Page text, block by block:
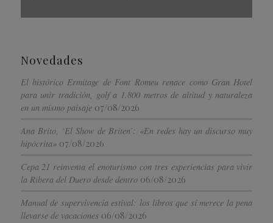
Novedades
El histórico Ermitage de Font Romeu renace como Gran Hotel
para unir tradición, golf a 1.800 metros de altitud y naturaleza
en un mismo paisaje 07/08/2026
Ana Brito, ‘El Show de Briten’: «En redes hay un discurso muy
hipócrita» 07/08/2026
Cepa 21 reinventa el enoturismo con tres experiencias para vivir
la Ribera del Duero desde dentro 06/08/2026
Manual de supervivencia estival: los libros que sí merece la pena
llevarse de vacaciones 06/08/2026